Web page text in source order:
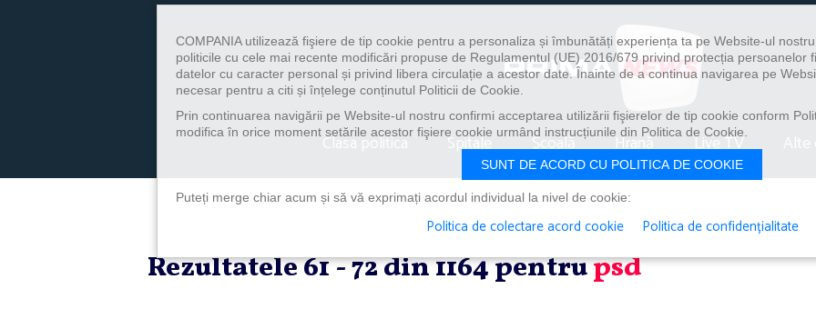
Clasa politica Spitale Școală Hrană Live TV
Rezultatele 61 - 72 din 1164 pentrupsd
COMPANIA utilizează fişiere de tip cookie pentru a personaliza și îmbunătăți experiența ta pe Website-ul
politicile cu cele mai recente modificări propuse de Regulamentul (UE) 2016/679 privind protecția persoanelor
datelor cu caracter personal și privind libera circulație a acestor date. Înainte de a continua navigarea pe
necesar pentru a citi și înțelege conținutul Politicii de Cookie.
Prin continuarea navigării pe Website-ul nostru confirmi acceptarea utilizării fişierelor de tip cookie conform
modifica în orice moment setările acestor fişiere cookie urmând instrucțiunile din Politica de Cookie.
SUNT DE ACORD CU POLITICA DE COOKIE
Puteți merge chiar acum și să vă exprimați acordul individual la nivel de cookie:
Politica de colectare acord cookie Politica de confidențialitate